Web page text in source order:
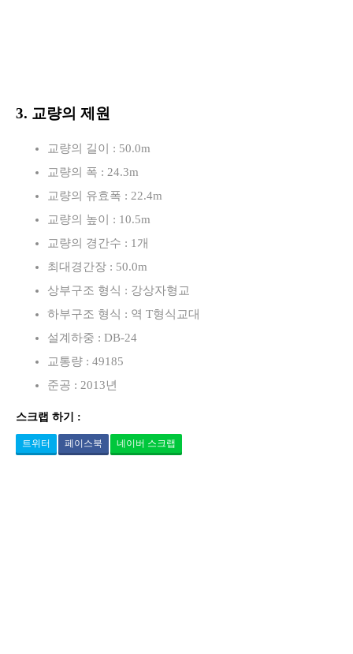
3. 교량의 제원
교량의 길이 : 50.0m
교량의 폭 : 24.3m
교량의 유효폭 : 22.4m
교량의 높이 : 10.5m
교량의 경간수 : 1개
최대경간장 : 50.0m
상부구조 형식 : 강상자형교
하부구조 형식 : 역 T형식교대
설계하중 : DB-24
교통량 : 49185
준공 : 2013년
스크랩 하기 :
트위터 페이스북 네이버 스크랩